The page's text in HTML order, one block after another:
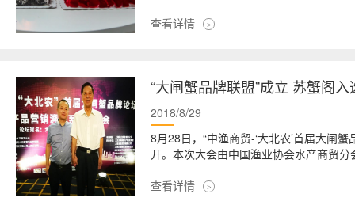
查看详情
“大闸蟹品牌联盟”成立 苏蟹阁入
2018/8/29
8月28日，“中渔商贸-‘大北农’首届大闸
开。本次大会由中国渔业协会水产商贸
查看详情